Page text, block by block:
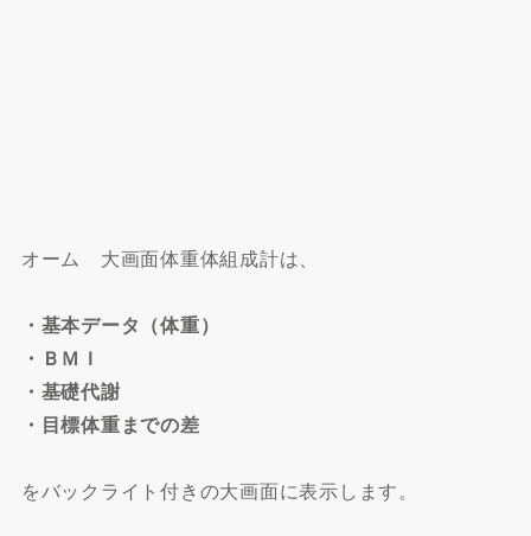
オーム 大画面体重体組成計は、
・基本データ（体重）
・ＢＭＩ
・基礎代謝
・目標体重までの差
をバックライト付きの大画面に表示します。